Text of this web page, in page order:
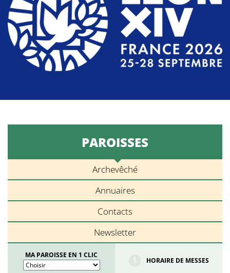
PAROISSES
Archevêché
Annuaires
Contacts
Newsletter
MA PAROISSE EN 1 CLIC
HORAIRE DE MESSES